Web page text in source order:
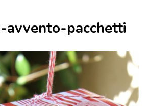
avvento-pacchetti